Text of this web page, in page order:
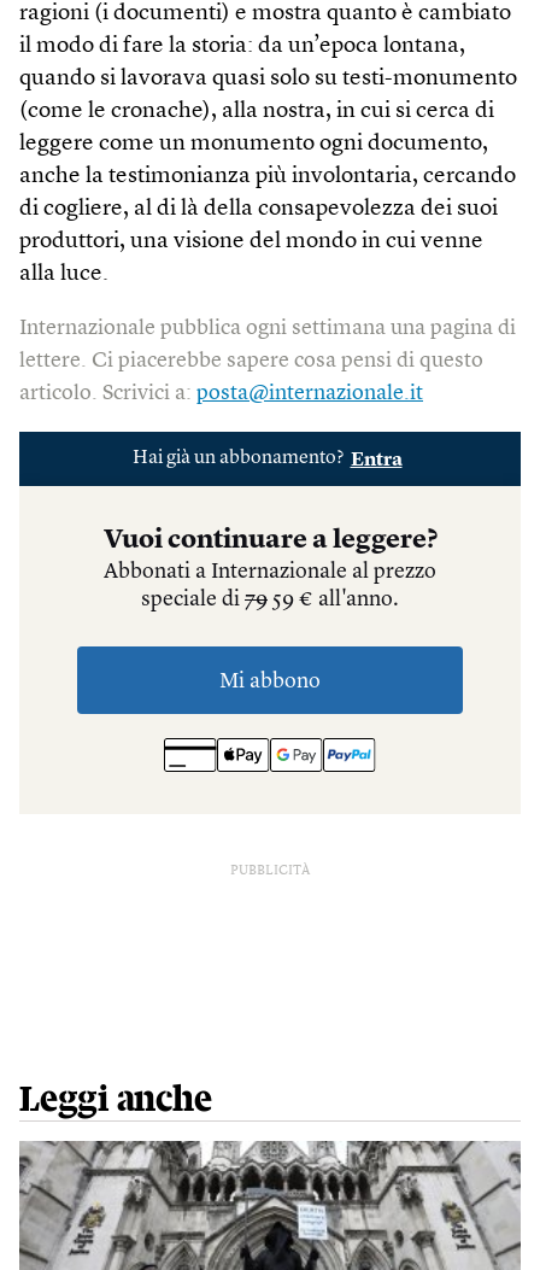
ragioni (i documenti) e mostra quanto è cambiato
il modo di fare la storia: da un’epoca lontana,
quando si lavorava quasi solo su testi-monumento
(come le cronache), alla nostra, in cui si cerca di
leggere come un monumento ogni documento,
anche la testimonianza più involontaria, cercando
di cogliere, al di là della consapevolezza dei suoi
produttori, una visione del mondo in cui venne
alla luce.
Internazionale pubblica ogni settimana una pagina di
lettere. Ci piacerebbe sapere cosa pensi di questo
articolo. Scrivici a: posta@internazionale.it
PUBBLICITÀ
Leggi anche